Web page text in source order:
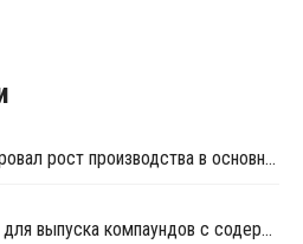
"Росстат" в июне зафиксировал рост производства в основных группах пластмасс
БАЛИТЕХ поставил линию для выпуска компаундов с содержанием стекловолокна до 35%